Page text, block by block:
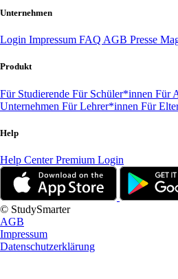
Unternehmen
Login Impressum FAQ AGB Presse
Produkt
Für Studierende Für Schüler*innen Für
Unternehmen Für Lehrer*innen Für
Help
Help CenterPremium Login
© StudySmarter
AGB
Impressum
Datenschutzerklärung